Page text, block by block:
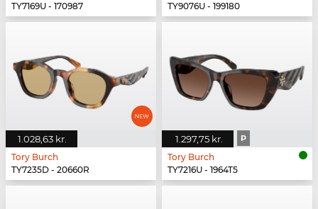
TY7169U - 170987
TY9076U - 199180
1.028,63 kr.
Tory Burch
TY7235D - 20660R
1.297,75 kr. P
Tory Burch
TY7216U - 1964T5